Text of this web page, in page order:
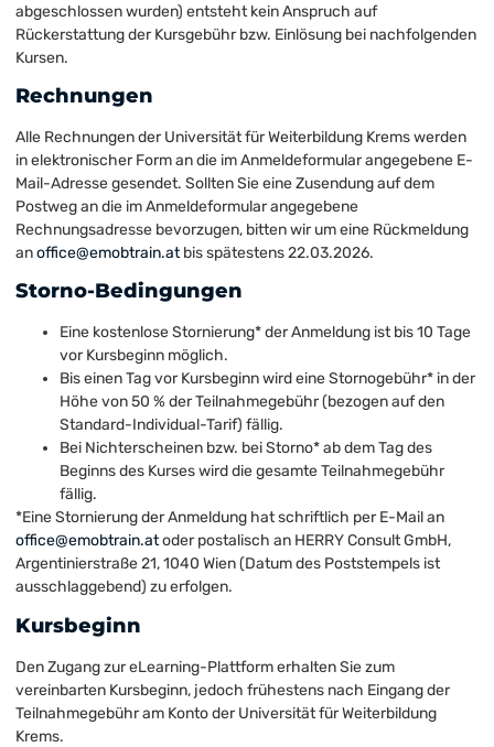
abgeschlossen wurden) entsteht kein Anspruch auf
Rückerstattung der Kursgebühr bzw. Einlösung bei nachfolgenden
Kursen.
Rechnungen
Alle Rechnungen der Universität für Weiterbildung Krems werden
in elektronischer Form an die im Anmeldeformular angegebene E-
Mail-Adresse gesendet. Sollten Sie eine Zusendung auf dem
Postweg an die im Anmeldeformular angegebene
Rechnungsadresse bevorzugen, bitten wir um eine Rückmeldung
anoffice@emobtrain.atbis spätestens 22.03.2026.
Storno-Bedingungen
Eine kostenlose Stornierung* der Anmeldung ist bis 10 Tage
vor Kursbeginn möglich.
Bis einen Tag vor Kursbeginn wird eine Stornogebühr* in der
Höhe von 50 % der Teilnahmegebühr (bezogen auf den
Standard-Individual-Tarif) fällig.
Bei Nichterscheinen bzw. bei Storno* ab dem Tag des
Beginns des Kurses wird die gesamte Teilnahmegebühr
fällig.
*Eine Stornierung der Anmeldung hat schriftlich per E-Mail an
office@emobtrain.atoder postalisch an HERRY Consult GmbH,
Argentinierstraße 21, 1040 Wien (Datum des Poststempels ist
ausschlaggebend) zu erfolgen.
Kursbeginn
Den Zugang zur eLearning-Plattform erhalten Sie zum
vereinbarten Kursbeginn, jedoch frühestens nach Eingang der
Teilnahmegebühr am Konto der Universität für Weiterbildung
Krems.